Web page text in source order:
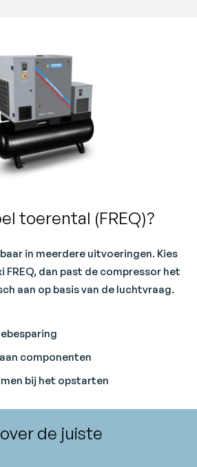
toerental (FREQ)?
in meerdere uitvoeringen. Kies
FREQ, dan past de compressor het
aan op basis van de luchtvraag.
componenten
bij het opstarten
de juiste